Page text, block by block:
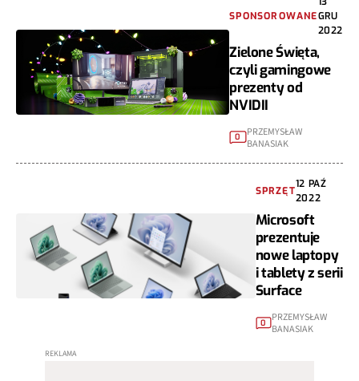
SPONSOROWANEGRU
2022
Zielone Święta,
czyli gamingowe
prezenty od
NVIDII
0
PRZEMYSŁAW
BANASIAK
SPRZĘT
12 PAŹ
2022
Microsoft
prezentuje
nowe laptopy
i tablety z serii
Surface
0 PRZEMYSŁAW
BANASIAK